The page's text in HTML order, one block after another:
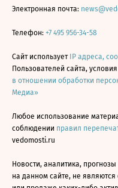
Электронная почта:
Телефон: +7 495 956-34-58
Сайт использует IP адреса,
Пользователей сайта,
в отношении обработки
Медиа»
Любое использование
соблюдении правил
vedomosti.ru
Новости, аналитика,
на данном сайте, не